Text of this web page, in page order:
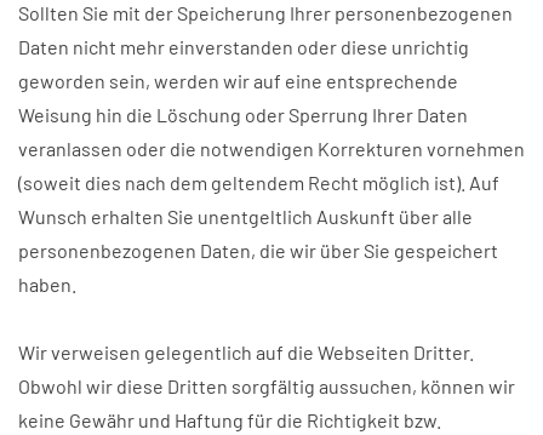
Sollten Sie mit der Speicherung Ihrer personenbezogenen
Daten nicht mehr einverstanden oder diese unrichtig
geworden sein, werden wir auf eine entsprechende
Weisung hin die Löschung oder Sperrung Ihrer Daten
veranlassen oder die notwendigen Korrekturen vornehmen
(soweit dies nach dem geltendem Recht möglich ist). Auf
Wunsch erhalten Sie unentgeltlich Auskunft über alle
personenbezogenen Daten, die wir über Sie gespeichert
haben.
Wir verweisen gelegentlich auf die Webseiten Dritter.
Obwohl wir diese Dritten sorgfältig aussuchen, können wir
keine Gewähr und Haftung für die Richtigkeit bzw.